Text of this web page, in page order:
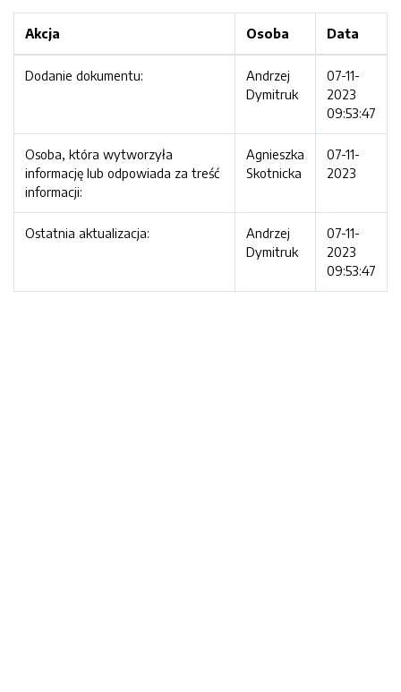
Akcja Osoba Data
Dodanie dokumentu:
Andrzej
Dymitruk
07-11-
2023
09:53:47
Osoba, która wytworzyła
informację lub odpowiada za treść
informacji:
Agnieszka
Skotnicka
07-11-
2023
Ostatnia aktualizacja:
Andrzej
Dymitruk
07-11-
2023
09:53:47